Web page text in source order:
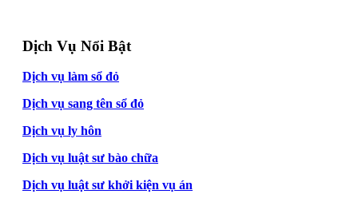
Dịch Vụ Nổi Bật
Dịch vụ làm sổ đỏ
Dịch vụ sang tên sổ đỏ
Dịch vụ ly hôn
Dịch vụ luật sư bào chữa
Dịch vụ luật sư khởi kiện vụ án